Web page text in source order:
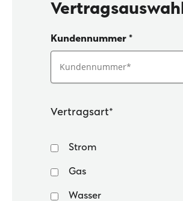
Vertragsauswahl
Kundennummer *
Vertragsart*
Strom
Gas
Wasser